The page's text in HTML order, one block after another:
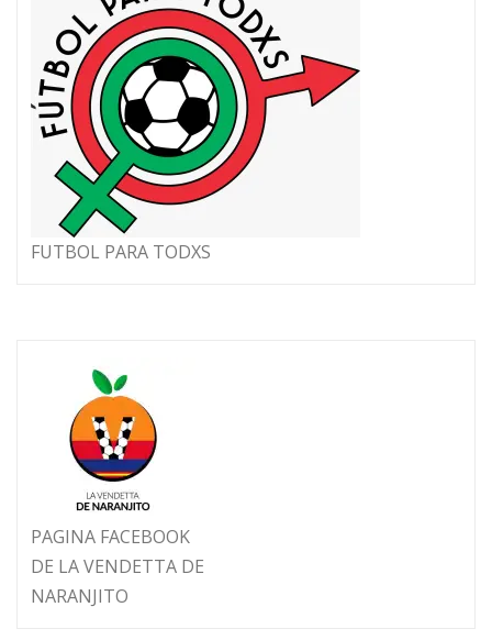
FUTBOL PARA TODXS
PAGINA FACEBOOK
DE LA VENDETTA DE
NARANJITO